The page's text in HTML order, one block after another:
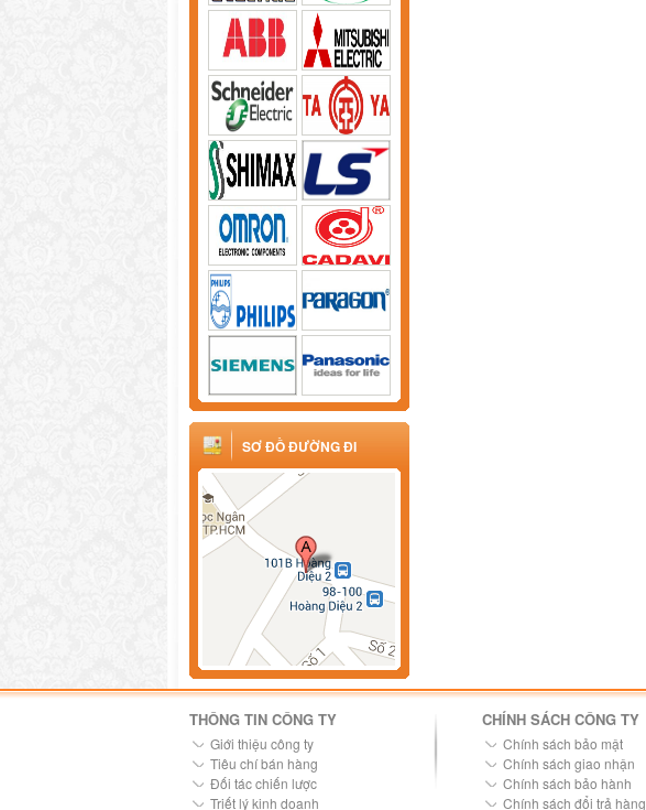
SƠ ĐỒ ĐƯỜNG ĐI
THÔNG TIN CÔNG TY
Giới thiệu công ty
Tiêu chí bán hàng
Đối tác chiến lược
Triết lý kinh doanh
CHÍNH SÁCH CÔNG TY
Chính sách bảo mật
Chính sách giao nhận
Chính sách bảo hành
Chính sách đổi trả hàng